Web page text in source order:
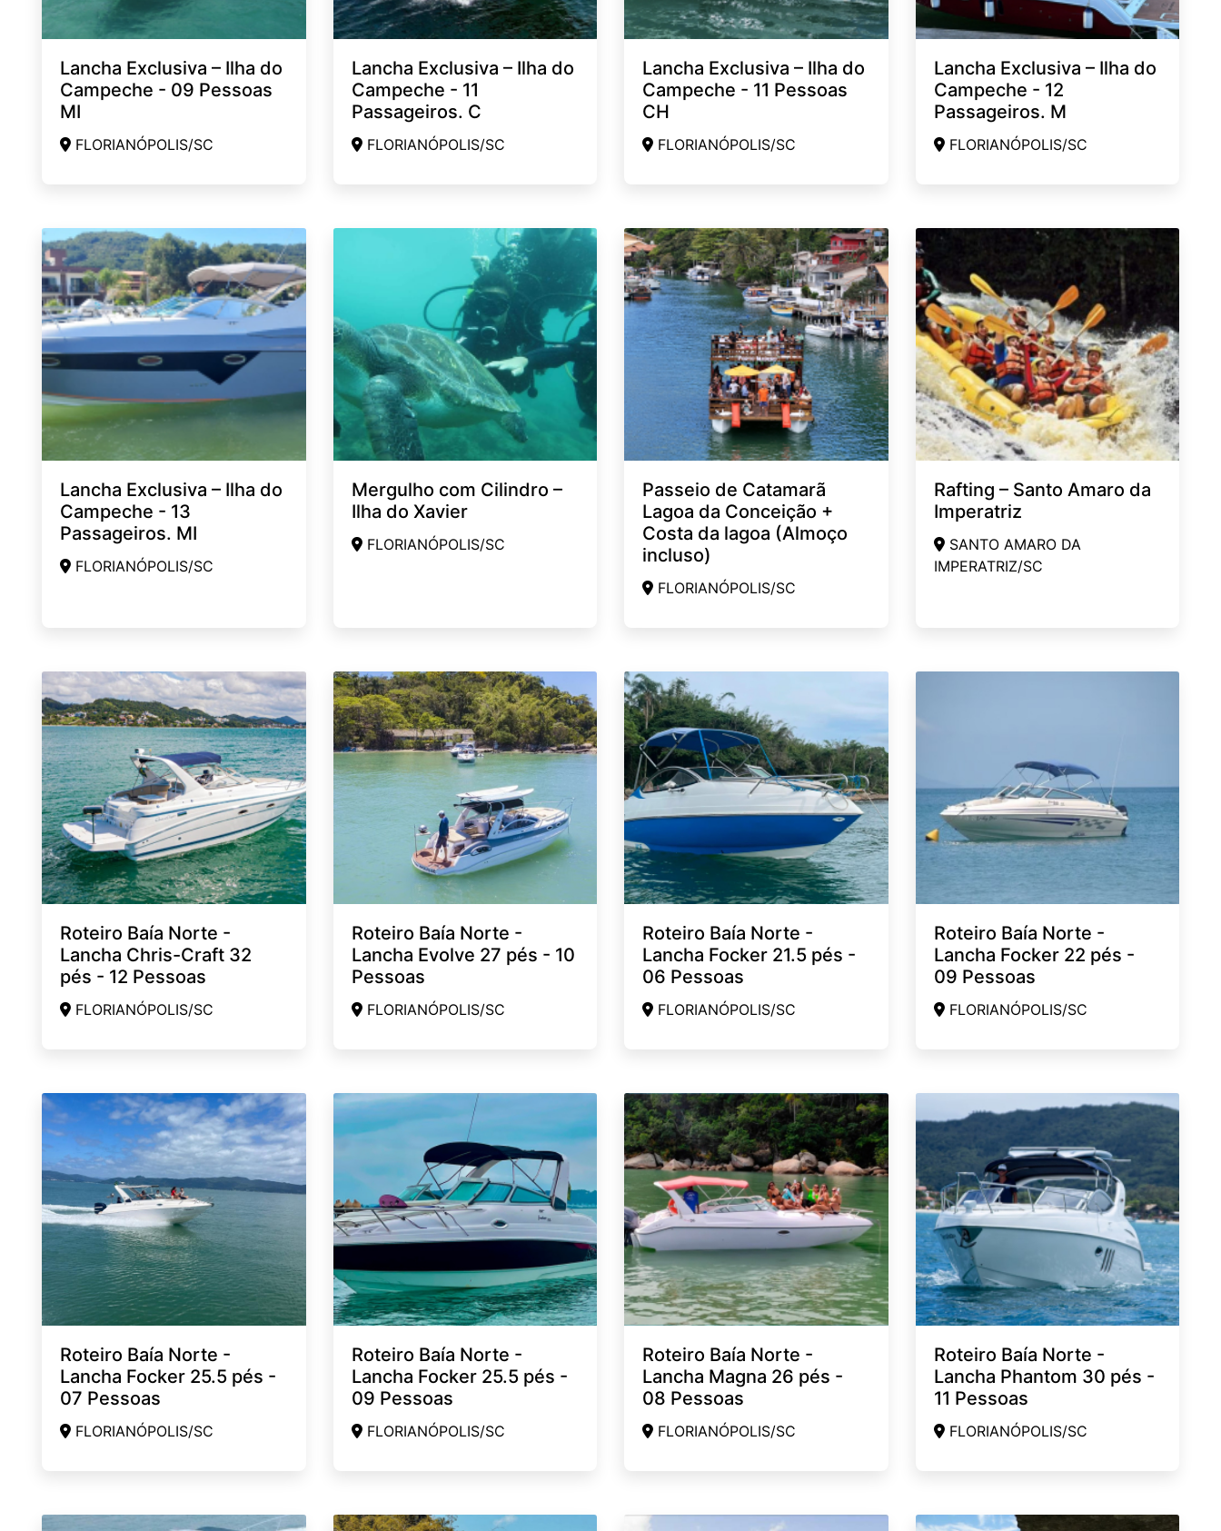
Lancha Exclusiva – Ilha do
Campeche - 09 Pessoas
MI
FLORIANÓPOLIS/SC
Lancha Exclusiva – Ilha do
Campeche - 11
Passageiros. C
FLORIANÓPOLIS/SC
Lancha Exclusiva – Ilha do
Campeche - 11 Pessoas
CH
FLORIANÓPOLIS/SC
Lancha Exclusiva – Ilha do
Campeche - 12
Passageiros. M
FLORIANÓPOLIS/SC
Lancha Exclusiva – Ilha do
Campeche - 13
Passageiros. MI
FLORIANÓPOLIS/SC
Mergulho com Cilindro –
Ilha do Xavier
FLORIANÓPOLIS/SC
Passeio de Catamarã
Lagoa da Conceição +
Costa da lagoa (Almoço
incluso)
FLORIANÓPOLIS/SC
Rafting – Santo Amaro da
Imperatriz
SANTO AMARO DA
IMPERATRIZ/SC
Roteiro Baía Norte -
Lancha Chris-Craft 32
pés - 12 Pessoas
FLORIANÓPOLIS/SC
Roteiro Baía Norte -
Lancha Evolve 27 pés - 10
Pessoas
FLORIANÓPOLIS/SC
Roteiro Baía Norte -
Lancha Focker 21.5 pés -
06 Pessoas
FLORIANÓPOLIS/SC
Roteiro Baía Norte -
Lancha Focker 22 pés -
09 Pessoas
FLORIANÓPOLIS/SC
Roteiro Baía Norte -
Lancha Focker 25.5 pés -
07 Pessoas
FLORIANÓPOLIS/SC
Roteiro Baía Norte -
Lancha Focker 25.5 pés -
09 Pessoas
FLORIANÓPOLIS/SC
Roteiro Baía Norte -
Lancha Magna 26 pés -
08 Pessoas
FLORIANÓPOLIS/SC
Roteiro Baía Norte -
Lancha Phantom 30 pés -
11 Pessoas
FLORIANÓPOLIS/SC